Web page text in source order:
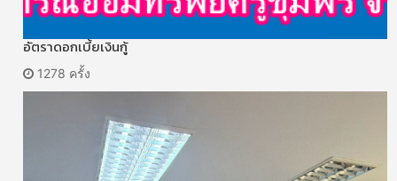
อัตราดอกเบี้ยเงินกู้
1278 ครั้ง